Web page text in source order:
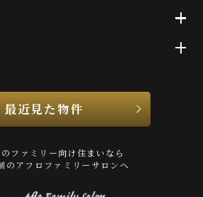
最近見た物件
ファミリー向け住まいなら
のアフロファミリーサロンへ